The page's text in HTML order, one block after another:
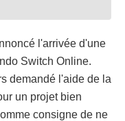
l'arrivée d'une
Switch Online.
demandé l'aide de la
un projet bien
consigne de ne